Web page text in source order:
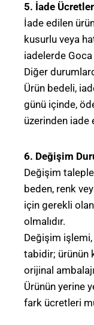
5. İade
İade edilen
kusurlu veya
iadelerde Goca
Diğer
Ürün bedeli,
günü içinde,
üzerinden iade
6. Değişim
Değişim
beden, renk
için gerekli
olmalıdır.
Değişim
tabidir; ürünün
orijinal
Ürünün yerine
fark ücretleri